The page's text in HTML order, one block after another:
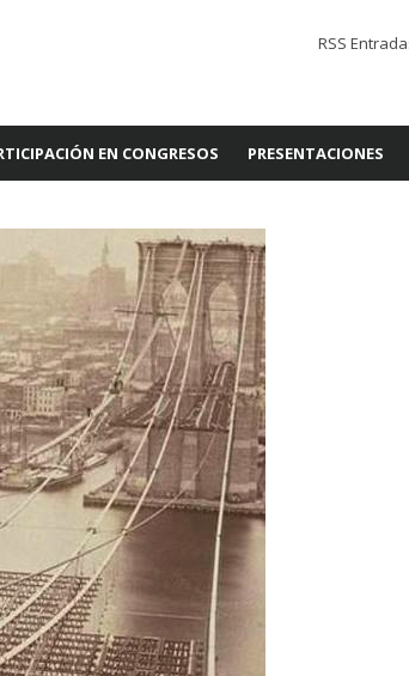
RSS
EN CONGRESOS PRESENTACIONES